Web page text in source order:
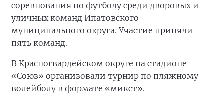
соревнования по футболу среди дворовых и
уличных команд Ипатовского
муниципального округа. Участие приняли
пять команд.
В Красногвардейском округе на стадионе
«Союз» организовали турнир по пляжному
волейболу в формате «микст».